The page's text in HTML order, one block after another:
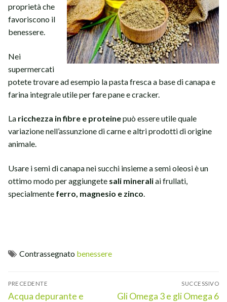
proprietà che
favoriscono il
benessere.
Nei
supermercati
potete trovare ad esempio la pasta fresca a base di canapa e
farina integrale utile per fare pane e cracker.
La ricchezza in fibre e proteinepuò essere utile quale
variazione nell’assunzione di carne e altri prodotti di origine
animale.
Usare i semi di canapa nei succhi insieme a semi oleosi è un
ottimo modo per aggiungete sali mineraliai frullati,
specialmente ferro, magnesio e zinco.
Contrassegnato benessere
Navigazione
articoli
PRECEDENTE
Articolo
Acqua depurante e
SUCCESSIVO
Articolo
Gli Omega 3 e gli Omega 6